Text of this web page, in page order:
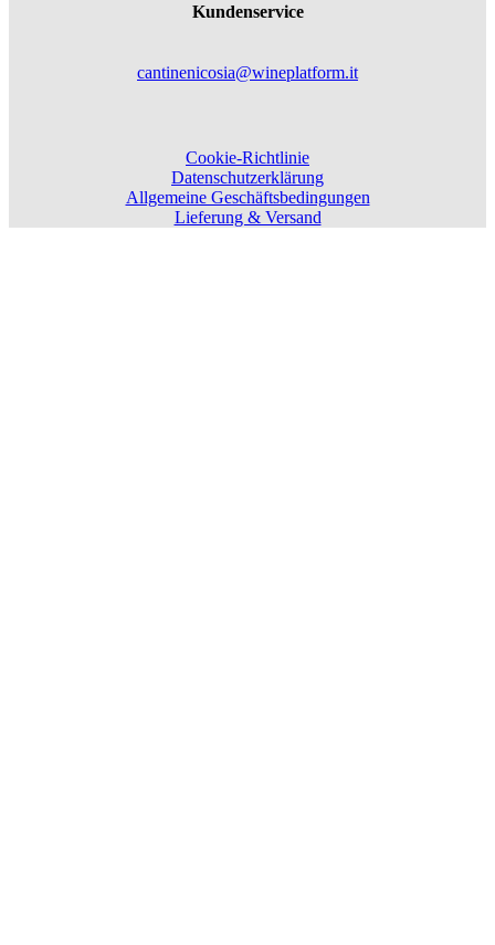
Kundenservice
cantinenicosia@wineplatform.it
Cookie-Richtlinie
Datenschutzerklärung
Allgemeine Geschäftsbedingungen
Lieferung & Versand